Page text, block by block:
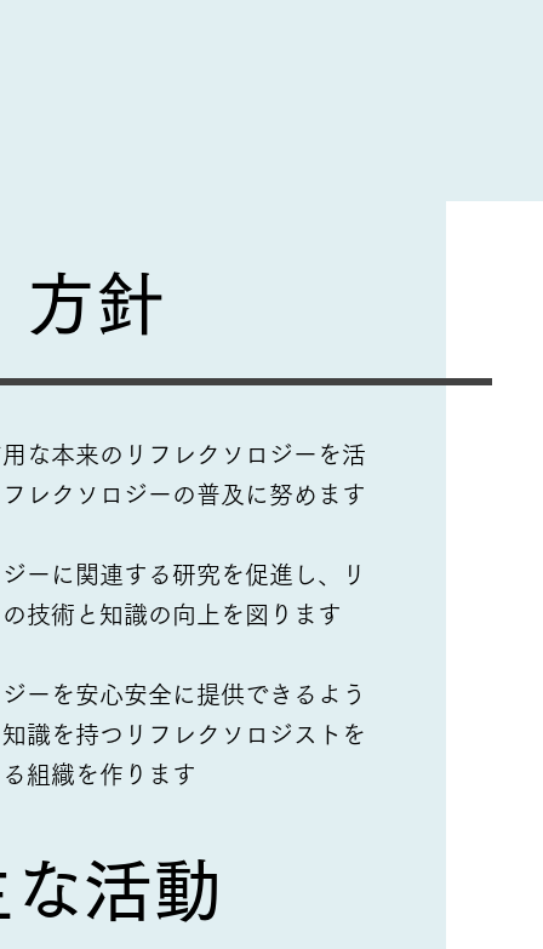
方針
な本来のリフレクソロジーを活
レクソロジーの普及に努めます
ーに関連する研究を促進し、リ
技術と知識の向上を図ります
ーを安心安全に提供できるよう
識を持つリフレクソロジストを
組織を作ります
活動